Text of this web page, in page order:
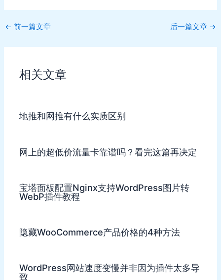
Post
← 前一篇文章 后一篇文章 →
相关文章
地推和网推有什么实质区别
网上的超低价流量卡靠谱吗？看完这篇再决定
宝塔面板配置Nginx支持WordPress图片转
WebP插件教程
隐藏WooCommerce产品价格的4种方法
WordPress网站速度变慢并非因为插件太多导
致